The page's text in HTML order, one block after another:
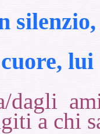
lui
dagli
a chi